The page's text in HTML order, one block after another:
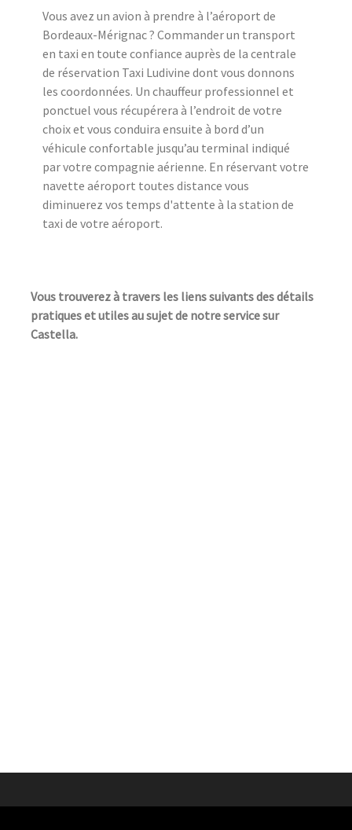
Vous avez un avion à prendre à l’aéroport de
Bordeaux-Mérignac ? Commander un transport
en taxi en toute confiance auprès de la centrale
de réservation Taxi Ludivine dont vous donnons
les coordonnées. Un chauffeur professionnel et
ponctuel vous récupérera à l’endroit de votre
choix et vous conduira ensuite à bord d’un
véhicule confortable jusqu’au terminal indiqué
par votre compagnie aérienne. En réservant votre
navette aéroport toutes distance vous
diminuerez vos temps d'attente à la station de
taxi de votre aéroport.
Vous trouverez à travers les liens suivants des détails
pratiques et utiles au sujet de notre service sur
Castella.